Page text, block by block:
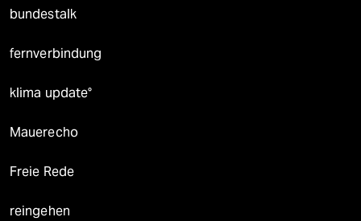
bundestalk
fernverbindung
klima update°
Mauerecho
Freie Rede
reingehen